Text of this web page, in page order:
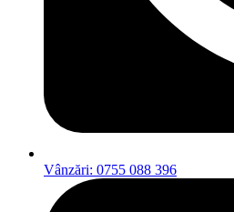
Vânzări: 0755 088 396